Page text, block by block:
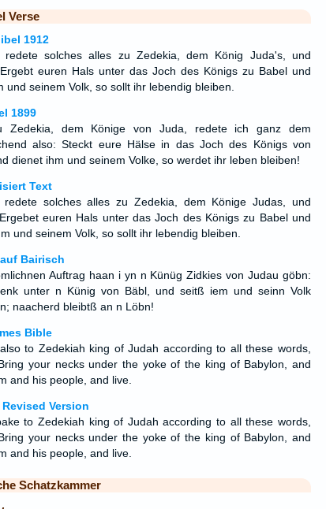
Verse
1912
redete solches alles zu Zedekia, dem König Juda's, und
euren Hals unter das Joch des Königs zu Babel und
und seinem Volk, so sollt ihr lebendig bleiben.
1899
Zedekia, dem Könige von Juda, redete ich ganz dem
also: Steckt eure Hälse in das Joch des Königs von
dienet ihm und seinem Volke, so werdet ihr leben bleiben!
Text
redete solches alles zu Zedekia, dem Könige Judas, und
euren Hals unter das Joch des Königs zu Babel und
und seinem Volk, so sollt ihr lebendig bleiben.
Bairisch
Auftrag haan i yn n Künüg Zidkies von Judau göbn:
unter n Künig von Bäbl, und seitß iem und seinn Volk
naacherd bleibtß an n Löbn!
Bible
to Zedekiah king of Judah according to all these words,
your necks under the yoke of the king of Babylon, and
and his people, and live.
Version
to Zedekiah king of Judah according to all these words,
your necks under the yoke of the king of Babylon, and
and his people, and live.
Schatzkammer